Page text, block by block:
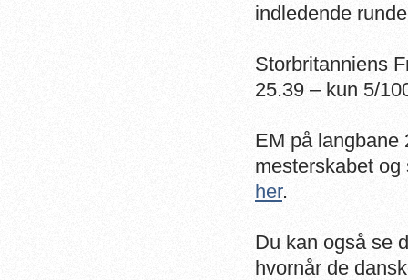
indledende
Storbritanniens
25.39 – kun 5/
EM på
mesterskabet
her.
Du kan også se
hvornår de